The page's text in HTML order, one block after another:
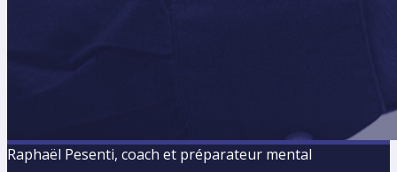
Raphaël Pesenti, coach et préparateur mental